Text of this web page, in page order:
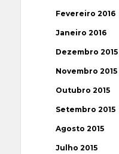
Fevereiro 2016
Janeiro 2016
Dezembro 2015
Novembro 2015
Outubro 2015
Setembro 2015
Agosto 2015
Julho 2015